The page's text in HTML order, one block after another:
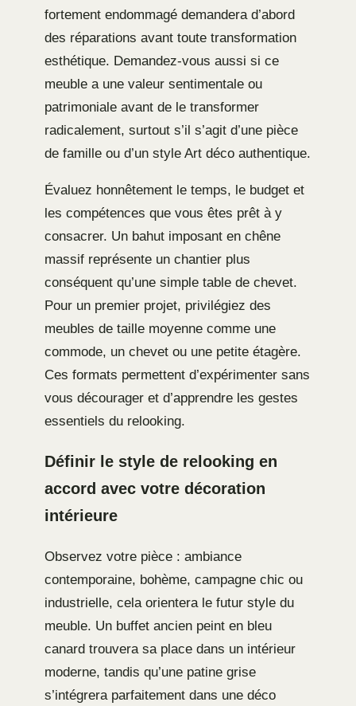
fortement endommagé demandera d’abord
des réparations avant toute transformation
esthétique. Demandez-vous aussi si ce
meuble a une valeur sentimentale ou
patrimoniale avant de le transformer
radicalement, surtout s’il s’agit d’une pièce
de famille ou d’un style Art déco authentique.
Évaluez honnêtement le temps, le budget et
les compétences que vous êtes prêt à y
consacrer. Un bahut imposant en chêne
massif représente un chantier plus
conséquent qu’une simple table de chevet.
Pour un premier projet, privilégiez des
meubles de taille moyenne comme une
commode, un chevet ou une petite étagère.
Ces formats permettent d’expérimenter sans
vous décourager et d’apprendre les gestes
essentiels du relooking.
Définir le style de relooking en
accord avec votre décoration
intérieure
Observez votre pièce : ambiance
contemporaine, bohème, campagne chic ou
industrielle, cela orientera le futur style du
meuble. Un buffet ancien peint en bleu
canard trouvera sa place dans un intérieur
moderne, tandis qu’une patine grise
s’intégrera parfaitement dans une déco